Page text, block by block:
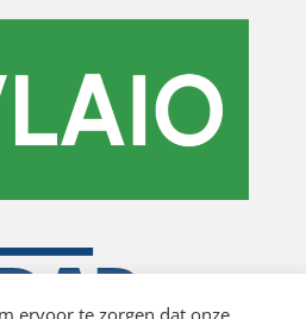
ervoor te zorgen dat onze